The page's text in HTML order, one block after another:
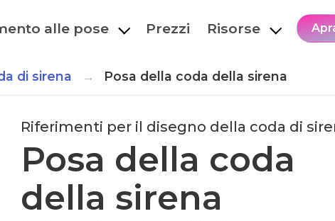
alle pose Prezzi Risorse
di sirena Posa della coda della sirena
Riferimenti per il disegno della coda di
Posa della coda
della sirena